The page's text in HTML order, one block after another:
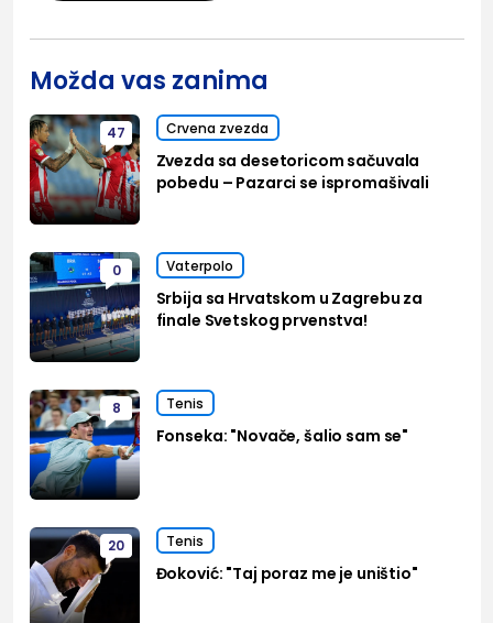
Možda vas zanima
47 Crvena zvezda
Zvezda sa desetoricom sačuvala
pobedu – Pazarci se ispromašivali
0 Vaterpolo
Srbija sa Hrvatskom u Zagrebu za
finale Svetskog prvenstva!
8 Tenis
Fonseka: "Novače, šalio sam se"
20 Tenis
Đoković: "Taj poraz me je uništio"